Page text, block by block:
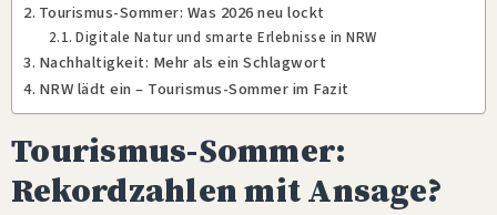
Tourismus-Sommer: Was 2026 neu lockt
Digitale Natur und smarte Erlebnisse in NRW
Nachhaltigkeit: Mehr als ein Schlagwort
NRW lädt ein – Tourismus-Sommer im Fazit
Tourismus-Sommer:
Rekordzahlen mit Ansage?